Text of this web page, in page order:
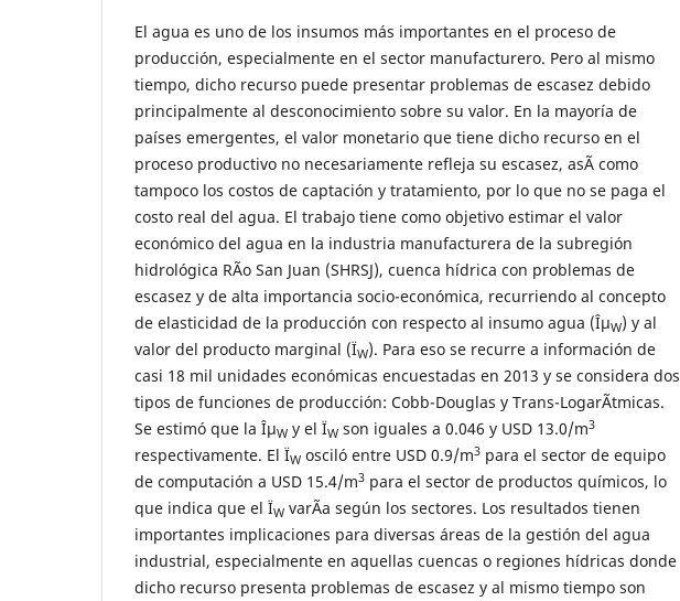
El agua es uno de los insumos más importantes en el proceso de
producción, especialmente en el sector manufacturero. Pero al mismo
tiempo, dicho recurso puede presentar problemas de escasez debido
principalmente al desconocimiento sobre su valor. En la mayoría de
países emergentes, el valor monetario que tiene dicho recurso en el
proceso productivo no necesariamente refleja su escasez, asÃ­ como
tampoco los costos de captación y tratamiento, por lo que no se paga el
costo real del agua. El trabajo tiene como objetivo estimar el valor
económico del agua en la industria manufacturera de la subregión
hidrológica RÃ­o San Juan (SHRSJ), cuenca hídrica con problemas de
escasez y de alta importancia socio-económica, recurriendo al concepto
de elasticidad de la producción con respecto al insumo agua (ÎµW) y al
valor del producto marginal (ÏW). Para eso se recurre a información de
casi 18 mil unidades económicas encuestadas en 2013 y se considera dos
tipos de funciones de producción: Cobb-Douglas y Trans-LogarÃ­tmicas.
Se estimó que la ÎµW y el ÏW son iguales a 0.046 y USD 13.0/m3
respectivamente. El ÏW osciló entre USD 0.9/m3 para el sector de equipo
de computación a USD 15.4/m3 para el sector de productos químicos, lo
que indica que el ÏW varÃ­a según los sectores. Los resultados tienen
importantes implicaciones para diversas áreas de la gestión del agua
industrial, especialmente en aquellas cuencas o regiones hídricas donde
dicho recurso presenta problemas de escasez y al mismo tiempo son